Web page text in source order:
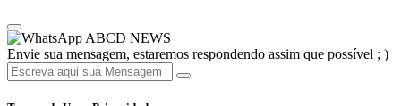
ABCD NEWS
Envie sua mensagem, estaremos respondendo assim que possível ; )